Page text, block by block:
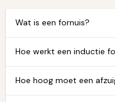
Wat is een fornuis?
Hoe werkt een inductie
Hoe hoog moet een